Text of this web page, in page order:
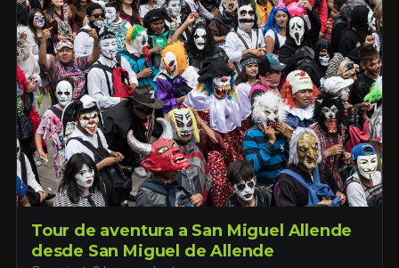
Tour de aventura a San Miguel Allende
desde San Miguel de Allende